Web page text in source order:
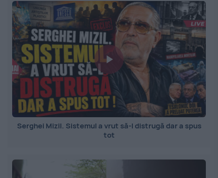
Serghei Mizil. Sistemul a vrut să-l distrugă dar a spus
tot